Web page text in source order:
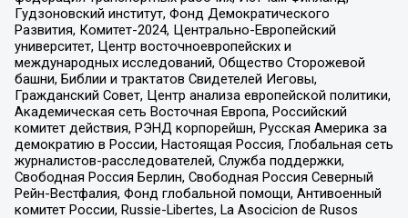
Гудзоновский институт, Фонд Демократического
Развития, Комитет-2024, Центрально-Европейский
университет, Центр восточноевропейских и
международных исследований, Общество Сторожевой
башни, Библии и трактатов Свидетелей Иеговы,
Гражданский Совет, Центр анализа европейской политики,
Академическая сеть Восточная Европа, Российский
комитет действия, РЭНД корпорейшн, Русская Америка за
демократию в России, Настоящая Россия, Глобальная сеть
журналистов-расследователей, Служба поддержки,
Свободная Россия Берлин, Свободная Россия Северный
Рейн-Вестфалия, Фонд глобальной помощи, Антивоенный
комитет России, Russie-Libertes, La Asocicion de Rusos